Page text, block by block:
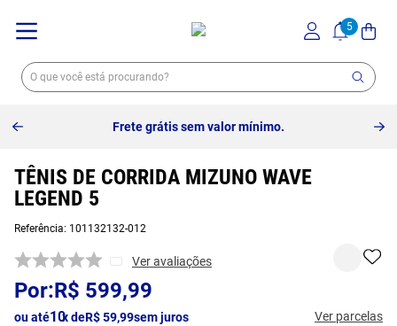
Frete grátis sem valor mínimo.
TÊNIS DE CORRIDA MIZUNO WAVE
LEGEND 5
Referência: 101132132-012
Ver avaliações
R$ 599,99
ou até10x deR$59,99sem juros Ver parcelas